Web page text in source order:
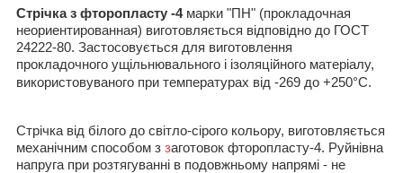
Стрічка з фторопласту -4марки "ПН" (прокладочная
неориентированная) виготовляється відповідно до ГОСТ
24222-80. Застосовується для виготовлення
прокладочного ущільнювального і ізоляційного матеріалу,
використовуваного при температурах від -269 до +250°С.
Стрічка від білого до світло-сірого кольору, виготовляється
механічним способом з заготовок фторопласту-4. Руйнівна
напруга при розтягуванні в подовжньому напрямі - не